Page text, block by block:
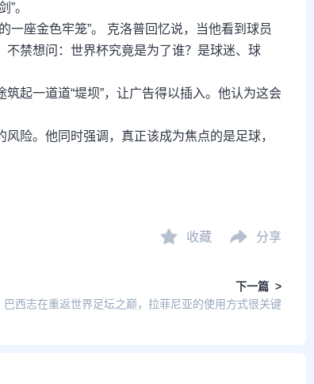
。
一座金色牢笼”。 克洛普回忆说，当他看到球员
禁想问：世界杯究竟是为了谁？是球迷、球
起一道道“堤坝”，让广告得以插入。他认为这会
险。他同时强调，真正该成为焦点的是足球，
收藏 分享
下一篇 >
巴西志在重返世界足坛之巅，拉菲尼亚的使用方式很关键